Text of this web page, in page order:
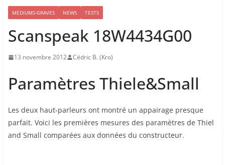
MEDIUMS-GRAVES NEWS TESTS
Scanspeak 18W4434G00
13 novembre 2012 Cédric B. (Kro)
Paramètres Thiele&Small
Les deux haut-parleurs ont montré un appairage presque
parfait. Voici les premières mesures des paramètres de Thiel
and Small comparées aux données du constructeur.